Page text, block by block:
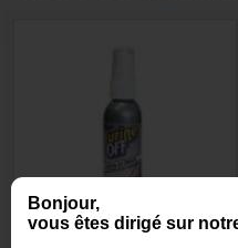
Bonjour,
vous êtes dirigé sur